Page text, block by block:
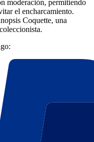
moderación, permitiendo
el encharcamiento.
Coquette, una